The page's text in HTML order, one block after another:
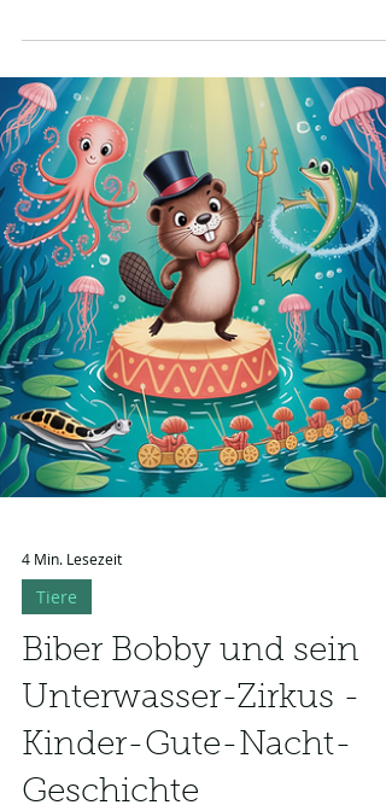
kleinen Seehund! Diese wunderschöne
Erzählung führt Kinder durch einen
leuchtenden Zauberwald im Meer und ist
somit eine nasse Gute-Nacht-Geschichte,
die perfekt zum Träumen einlädt. Ein
Abenteuer voller Hilfsbereitschaft, das
sanft in den Schlaf begleitet.
4 Min. Lesezeit
Tiere